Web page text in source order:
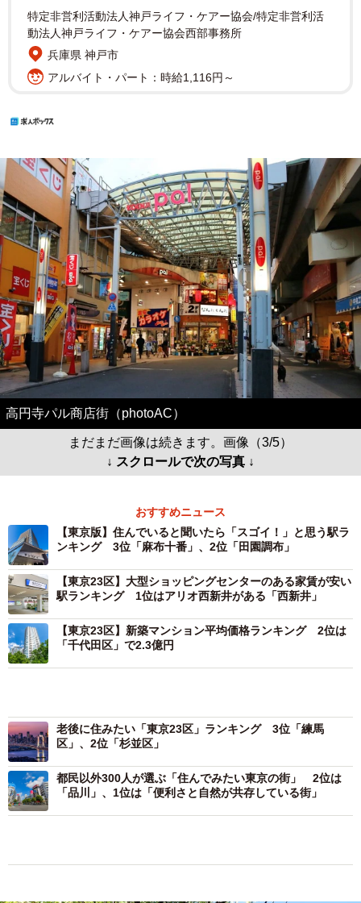
特定非営利活動法人神戸ライフ・ケアー協会/特定非営利活
動法人神戸ライフ・ケアー協会西部事務所
兵庫県 神戸市
アルバイト・パート：時給1,116円～
高円寺パル商店街（photoAC）
まだまだ画像は続きます。画像（3/5）
↓ スクロールで次の写真 ↓
おすすめニュース
【東京版】住んでいると聞いたら「スゴイ！」と思う駅ラ
ンキング 3位「麻布十番」、2位「田園調布」
【東京23区】大型ショッピングセンターのある家賃が安い
駅ランキング 1位はアリオ西新井がある「西新井」
【東京23区】新築マンション平均価格ランキング 2位は
「千代田区」で2.3億円
都民以外300人が選ぶ「住んでみたい東京の街」 2位は
「品川」、1位は「便利さと自然が共存している街」